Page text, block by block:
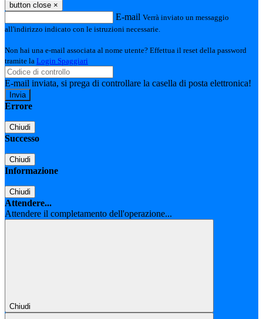
button close ×
E-mail Verrà inviato un messaggio
all'indirizzo indicato con le istruzioni necessarie.
Non hai una e-mail associata al nome utente? Effettua il reset della password
tramite la Login Spaggiari
E-mail inviata, si prega di controllare la casella di posta elettronica!
Errore
Chiudi
Successo
Chiudi
Informazione
Chiudi
Attendere...
Attendere il completamento dell'operazione...
Chiudi